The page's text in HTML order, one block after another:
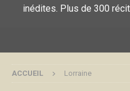
inédites. Plus de 300
ACCUEIL Lorraine